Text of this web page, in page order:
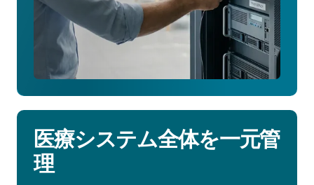
見
る
医療システム全体を一元管
理